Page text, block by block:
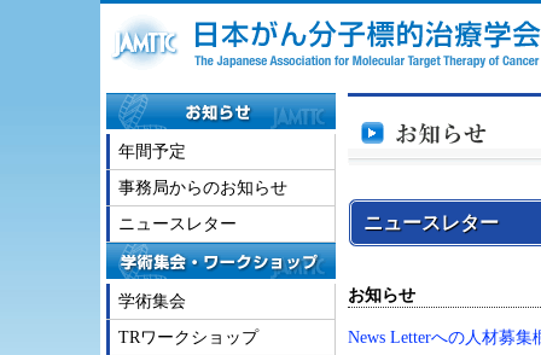
ニュースレター
お知らせ
News Letterへの人材募
年間予定
事務局からのお知らせ
ニュースレター
学術集会
TRワークショップ